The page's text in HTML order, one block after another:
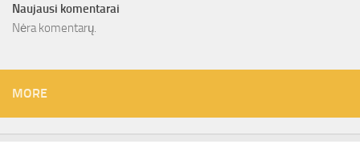
Naujausi komentarai
Nėra komentarų.
MORE